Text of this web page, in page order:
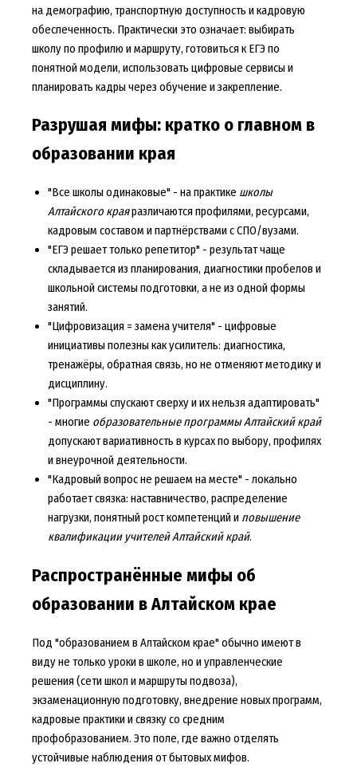
на демографию, транспортную доступность и кадровую
обеспеченность. Практически это означает: выбирать
школу по профилю и маршруту, готовиться к ЕГЭ по
понятной модели, использовать цифровые сервисы и
планировать кадры через обучение и закрепление.
Разрушая мифы: кратко о главном в
образовании края
"Все школы одинаковые" - на практике школы
Алтайского краяразличаются профилями, ресурсами,
кадровым составом и партнёрствами с СПО/вузами.
"ЕГЭ решает только репетитор" - результат чаще
складывается из планирования, диагностики пробелов и
школьной системы подготовки, а не из одной формы
занятий.
"Цифровизация = замена учителя" - цифровые
инициативы полезны как усилитель: диагностика,
тренажёры, обратная связь, но не отменяют методику и
дисциплину.
"Программы спускают сверху и их нельзя адаптировать"
- многие образовательные программы Алтайский край
допускают вариативность в курсах по выбору, профилях
и внеурочной деятельности.
"Кадровый вопрос не решаем на месте" - локально
работает связка: наставничество, распределение
нагрузки, понятный рост компетенций и повышение
квалификации учителей Алтайский край.
Распространённые мифы об
образовании в Алтайском крае
Под "образованием в Алтайском крае" обычно имеют в
виду не только уроки в школе, но и управленческие
решения (сети школ и маршруты подвоза),
экзаменационную подготовку, внедрение новых программ,
кадровые практики и связку со средним
профобразованием. Это поле, где важно отделять
устойчивые наблюдения от бытовых мифов.